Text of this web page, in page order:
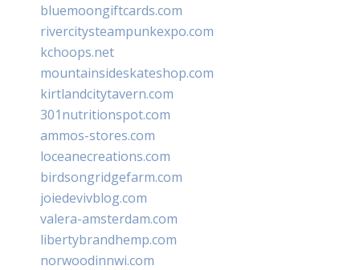
bluemoongiftcards.com
rivercitysteampunkexpo.com
kchoops.net
mountainsideskateshop.com
kirtlandcitytavern.com
301nutritionspot.com
ammos-stores.com
loceanecreations.com
birdsongridgefarm.com
joiedevivblog.com
valera-amsterdam.com
libertybrandhemp.com
norwoodinnwi.com